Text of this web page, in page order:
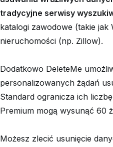
tradycyjne serwisy
katalogi zawodowe (takie jak
nieruchomości (np. Zillow).
Dodatkowo DeleteMe
personalizowanych żądań
Standard ogranicza ich
Premium mogą wysunąć 60
Możesz zlecić usunięcie